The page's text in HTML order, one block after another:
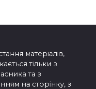
матеріалів,
тільки з
та з
на сторінку, з